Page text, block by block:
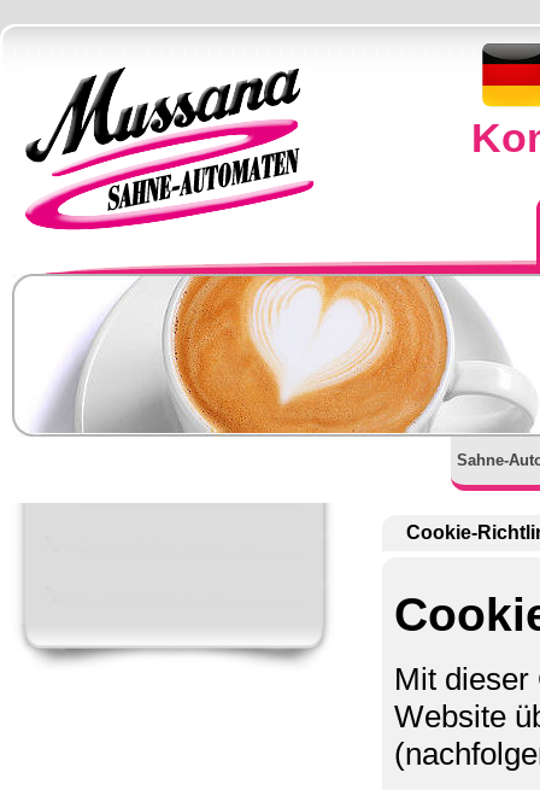
Sahne-
Cookie-
Mit
Website